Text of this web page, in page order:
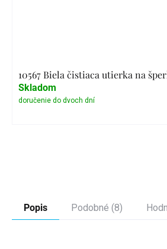
10567 Biela čistiaca utierka na
Skladom
Popis Podobné (8)